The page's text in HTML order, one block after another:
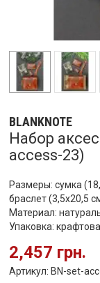
BLANKNOTE
Набор
access-23)
Размеры: сумка
браслет (3,5х20,5
Материал:
Упаковка:
2,457 грн.
Артикул: BN-set-